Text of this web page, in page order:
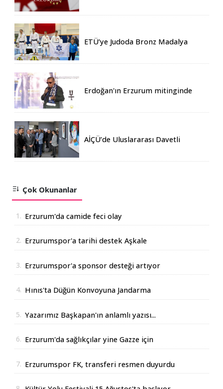
ETÜ’ye Judoda Bronz Madalya
Erdoğan'ın Erzurum mitinginde
AİÇÜ’de Uluslararası Davetli
Çok Okunanlar
1. Erzurum'da camide feci olay
2. Erzurumspor'a tarihi destek Aşkale
3. Erzurumspor'a sponsor desteği artıyor
4. Hınıs'ta Düğün Konvoyuna Jandarma
5. Yazarımız Başkapan'ın anlamlı yazısı...
6. Erzurum'da sağlıkçılar yine Gazze için
7. Erzurumspor FK, transferi resmen duyurdu